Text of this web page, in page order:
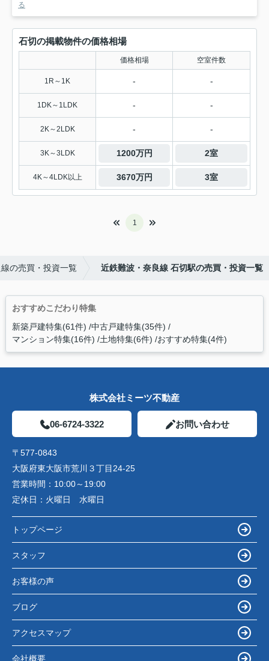
る
石切の掲載物件の価格相場
価格相場 空室件数
1R～1K - -
1DK～1LDK - -
2K～2LDK - -
3K～3LDK 1200万円 2室
4K～4LDK以上 3670万円 3室
1
の売買・投資一覧 近鉄難波・奈良線 石切駅の売買・投資一覧
おすすめこだわり特集
新築戸建特集(61件) 中古戸建特集(35件)
マンション特集(16件) 土地特集(6件) おすすめ特集(4件)
株式会社ミーツ不動産
06-6724-3322 お問い合わせ
〒577-0843
大阪府東大阪市荒川３丁目24-25
営業時間： 10:00～19:00
定休日： 火曜日 水曜日
トップページ
スタッフ
お客様の声
ブログ
アクセスマップ
会社概要